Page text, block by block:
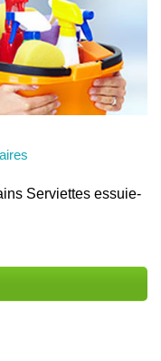
Serviettes essuie-